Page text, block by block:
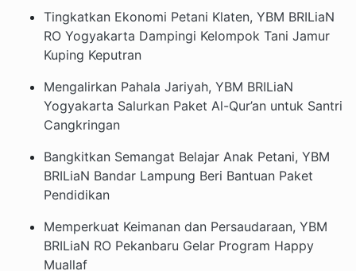
Tingkatkan Ekonomi Petani Klaten, YBM BRILiaN
RO Yogyakarta Dampingi Kelompok Tani Jamur
Kuping Keputran
Mengalirkan Pahala Jariyah, YBM BRILiaN
Yogyakarta Salurkan Paket Al-Qur’an untuk Santri
Cangkringan
Bangkitkan Semangat Belajar Anak Petani, YBM
BRILiaN Bandar Lampung Beri Bantuan Paket
Pendidikan
Memperkuat Keimanan dan Persaudaraan, YBM
BRILiaN RO Pekanbaru Gelar Program Happy
Muallaf